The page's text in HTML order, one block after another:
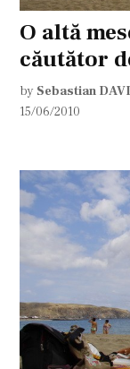
O altă
căutător
by Sebastian
15/06/2010